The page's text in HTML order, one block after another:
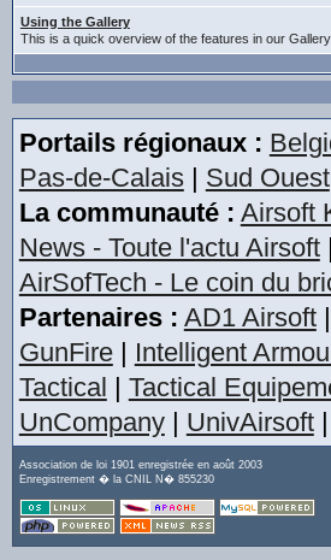
Using the Gallery
This is a quick overview of the features in our
Portails régionaux :
Pas-de-Calais| Sud Ouest
La communauté : Airsoft
News - Toute l'actu Airsoft|
AirSofTech - Le coin du
Partenaires : AD1 Airsoft|
GunFire| Intelligent
Tactical | Tactical
UnCompany| UnivAirsoft|
Association de loi 1901 enregistrée en août 2003
Enregistrement � la CNIL N� 855230